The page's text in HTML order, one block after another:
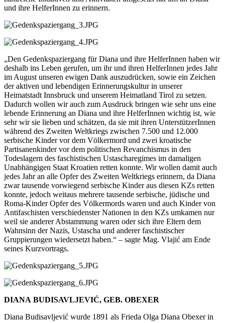
und ihre HelferInnen zu erinnern.
„Den Gedenkspaziergang für Diana und ihre HelferInnen haben wir
deshalb ins Leben gerufen, um ihr und ihren HelferInnen jedes Jahr
im August unseren ewigen Dank auszudrücken, sowie ein Zeichen
der aktiven und lebendigen Erinnerungskultur in unserer
Heimatstadt Innsbruck und unserem Heimatland Tirol zu setzen.
Dadurch wollen wir auch zum Ausdruck bringen wie sehr uns eine
lebende Erinnerung an Diana und ihre HelferInnen wichtig ist, wie
sehr wir sie lieben und schätzen, da sie mit ihren UnterstützerInnen
während des Zweiten Weltkriegs zwischen 7.500 und 12.000
serbische Kinder vor dem Völkermord und zwei kroatische
Partisanenkinder vor dem politischen Revanchismus in den
Todeslagern des faschistischen Ustascharegimes im damaligen
Unabhängigen Staat Kroatien retten konnte. Wir wollen damit auch
jedes Jahr an alle Opfer des Zweiten Weltkriegs erinnern, da Diana
zwar tausende vorwiegend serbische Kinder aus diesen KZs retten
konnte, jedoch weitaus mehrere tausende serbische, jüdische und
Roma-Kinder Opfer des Völkermords waren und auch Kinder von
Antifaschisten verschiedenster Nationen in den KZs umkamen nur
weil sie anderer Abstammung waren oder sich ihre Eltern dem
Wahnsinn der Nazis, Ustascha und anderer faschistischer
Gruppierungen wiedersetzt haben.“ – sagte Mag. Vlajić am Ende
seines Kurzvortrags.
DIANA BUDISAVLJEVIĆ, GEB. OBEXER
Diana Budisavljević wurde 1891 als Frieda Olga Diana Obexer in